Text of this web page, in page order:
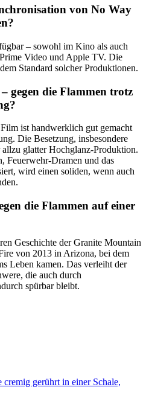
von No Way
– sowohl im Kino als auch
Video und Apple TV. Die
Standard solcher Produktionen.
gegen die Flammen trotz
ist handwerklich gut gemacht
Die Besetzung, insbesondere
glatter Hochglanz-Produktion.
Feuerwehr-Dramen und das
wird einen soliden, wenn auch
die Flammen auf einer
Geschichte der Granite Mountain
von 2013 in Arizona, bei dem
Leben kamen. Das verleiht der
die auch durch
spürbar bleibt.